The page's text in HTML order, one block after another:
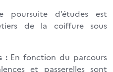
poursuite d’études est
de la coiffure sous
:En fonction du parcours
et passerelles sont